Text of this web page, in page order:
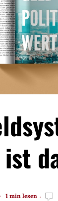
1 min lesen